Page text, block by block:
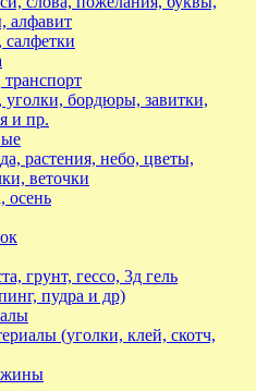
алфавит
уголки, бордюры, завитки,
и пр.
растения, небо, цветы,
веточки
осень
грунт, гессо, 3д гель
пудра и др)
(уголки, клей, скотч,